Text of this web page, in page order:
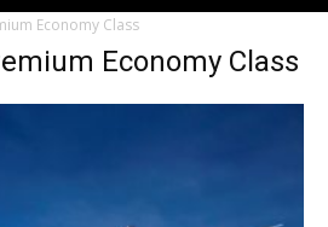
Economy Class
Economy Class